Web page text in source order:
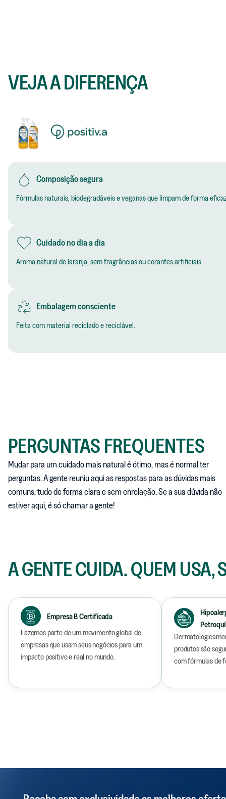
VEJA A DIFERENÇA
Composição segura
Fórmulas naturais, biodegradáveis e veganas que limpam de forma
Cuidado no dia a dia
Aroma natural de laranja, sem fragrâncias ou corantes artificiais.
Embalagem consciente
Feita com material reciclado e reciclável.
PERGUNTAS FREQUENTES
Mudar para um cuidado mais natural é ótimo, mas é normal ter
perguntas. A gente reuniu aqui as respostas para as dúvidas mais
comuns, tudo de forma clara e sem enrolação. Se a sua dúvida não
estiver aqui, é só chamar a gente!
A GENTE CUIDA. QUEM USA,
Empresa B Certificada
Fazemos parte de um movimento global de
empresas que usam seus negócios para um
impacto positivo e real no mundo.
produtos são
com fórmulas de
Selo Eu Reciclo